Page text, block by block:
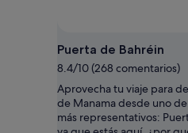
Puerta de Bahréin
8.4/10 (268 comentarios)
Aprovecha tu viaje para
de Manama desde uno
más representativos: